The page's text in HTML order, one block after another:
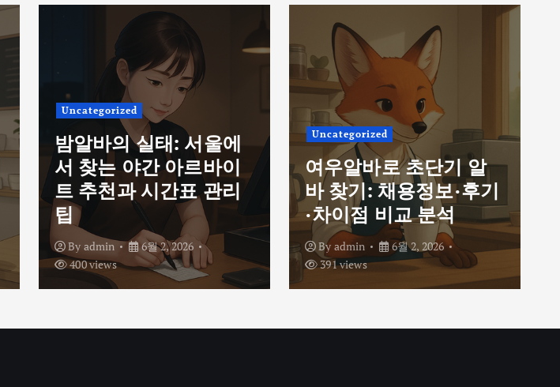
Uncategorized
밤알바의 실태: 서울에
서 찾는 야간 아르바이
트 추천과 시간표 관리
팁
By admin
6월 2, 2026
400 views
Uncategorized
여우알바로 초단기 알
바 찾기: 채용정보·후기
·차이점 비교 분석
By admin
6월 2, 2026
391 views